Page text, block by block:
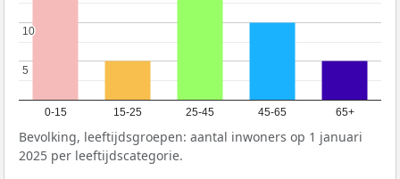
0-15 15-25 25-45 45-65 65+
5
5
10
10
Bevolking, leeftijdsgroepen: aantal inwoners op 1 januari
2025 per leeftijdscategorie.